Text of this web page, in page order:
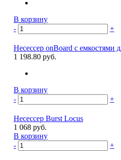
В корзину
-
+
Несессер onBoard с емкостями
1 198.80 руб.
В корзину
-
+
Несессер Burst Locus
1 068 руб.
В корзину
-
+